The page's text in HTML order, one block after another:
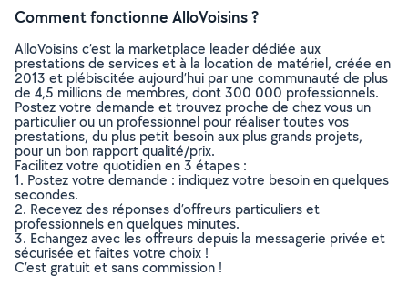
Comment fonctionne AlloVoisins ?
AlloVoisins c’est la marketplace leader dédiée aux
prestations de services et à la location de matériel, créée en
2013 et plébiscitée aujourd’hui par une communauté de plus
de 4,5 millions de membres, dont 300 000 professionnels.
Postez votre demande et trouvez proche de chez vous un
particulier ou un professionnel pour réaliser toutes vos
prestations, du plus petit besoin aux plus grands projets,
pour un bon rapport qualité/prix.
Facilitez votre quotidien en 3 étapes :
1. Postez votre demande : indiquez votre besoin en quelques
secondes.
2. Recevez des réponses d’offreurs particuliers et
professionnels en quelques minutes.
3. Echangez avec les offreurs depuis la messagerie privée et
sécurisée et faites votre choix !
C’est gratuit et sans commission !